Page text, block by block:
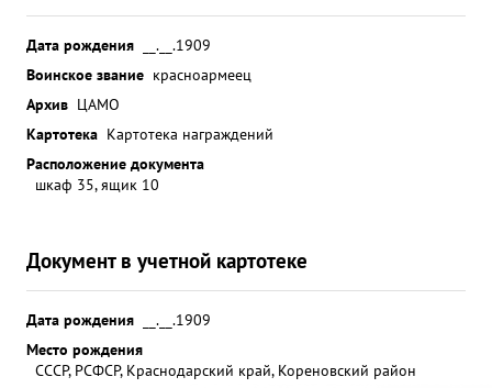
Дата рождения
__.__.1909
Воинское звание красноармеец
Архив ЦАМО
Картотека Картотека награждений
Расположение документа
шкаф 35, ящик 10
Документ в учетной картотеке
Дата рождения
__.__.1909
Место рождения
СССР, РСФСР, Краснодарский край, Кореновский район